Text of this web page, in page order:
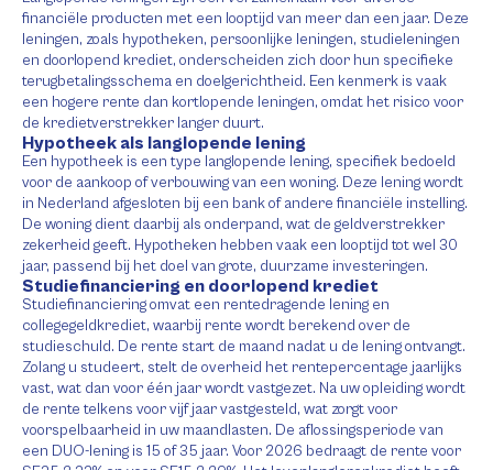
financiële producten met een looptijd van meer dan een jaar. Deze
leningen, zoals hypotheken, persoonlijke leningen, studieleningen
en doorlopend krediet, onderscheiden zich door hun specifieke
terugbetalingsschema en doelgerichtheid. Een kenmerk is vaak
een hogere rente dan kortlopende leningen, omdat het risico voor
de kredietverstrekker langer duurt.
Hypotheek als langlopende lening
Een hypotheek is een type langlopende lening, specifiek bedoeld
voor de aankoop of verbouwing van een woning. Deze lening wordt
in Nederland afgesloten bij een bank of andere financiële instelling.
De woning dient daarbij als onderpand, wat de geldverstrekker
zekerheid geeft. Hypotheken hebben vaak een looptijd tot wel 30
jaar, passend bij het doel van grote, duurzame investeringen.
Studiefinanciering en doorlopend krediet
Studiefinanciering omvat een rentedragende lening en
collegegeldkrediet, waarbij rente wordt berekend over de
studieschuld. De rente start de maand nadat u de lening ontvangt.
Zolang u studeert, stelt de overheid het rentepercentage jaarlijks
vast, wat dan voor één jaar wordt vastgezet. Na uw opleiding wordt
de rente telkens voor vijf jaar vastgesteld, wat zorgt voor
voorspelbaarheid in uw maandlasten. De aflossingsperiode van
een DUO-lening is 15 of 35 jaar. Voor 2026 bedraagt de rente voor